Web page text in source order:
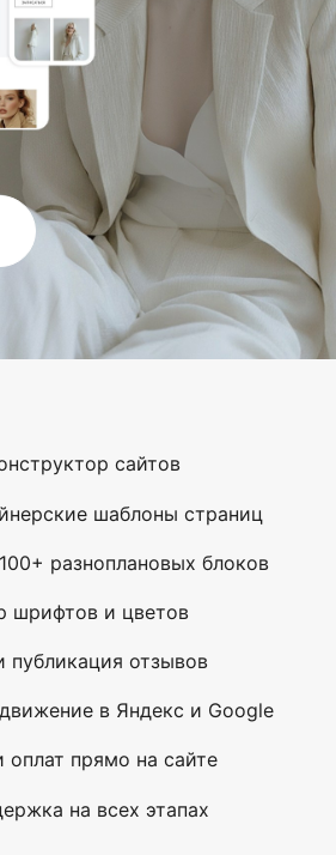
сайтов
шаблоны страниц
разноплановых блоков
шрифтов и цветов
публикация отзывов
в Яндекс и Google
оплат прямо на сайте
на всех этапах